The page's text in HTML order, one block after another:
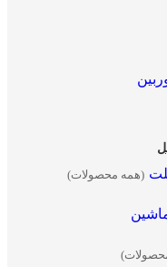
(همه محصولات)